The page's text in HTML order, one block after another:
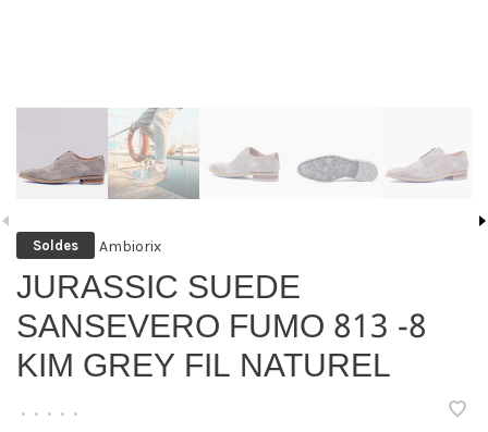
Soldes Ambiorix
JURASSIC SUEDE
SANSEVERO FUMO 813 -8
KIM GREY FIL NATUREL
• • • • •